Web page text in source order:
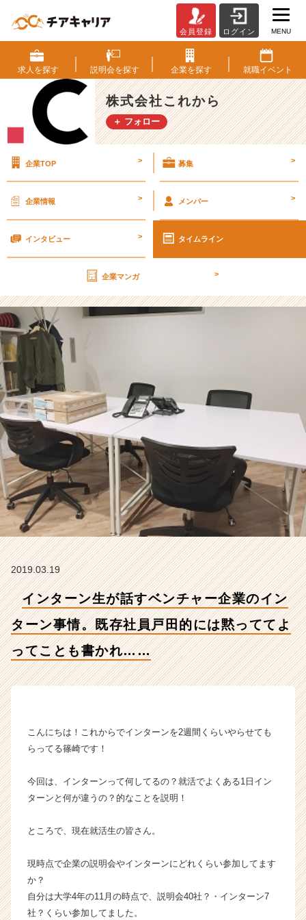
ン
タ
ー
ン
生
が
ン
ー
イ
ン
タ
存
社
戸
田
に
黙
っ
て
て
こ
と
書
れ……
会
か
ら
タ
ラ
ン】
|
会員登録 ログイン MENU
求人を探す 説明会を探す 企業を探す 就職イベント
株式会社これから
＋ フォロー
企業TOP > 募集 >
企業情報 > メンバー >
インタビュー > タイムライン
企業マンガ >
2019.03.19
インターン生が話すベンチャー企業のイン
ターン事情。既存社員戸田的には黙っててよ
ってことも書かれ……
こんにちは！これからでインターンを2週間くらいやらせても
らってる篠崎です！
今回は、インターンって何してるの？就活でよくある1日イン
ターンと何が違うの？的なことを説明！
ところで、現在就活生の皆さん。
現時点で企業の説明会やインターンにどれくらい参加してます
か？
自分は大学4年の11月の時点で、説明会40社？・インターン7
社？くらい参加してました。